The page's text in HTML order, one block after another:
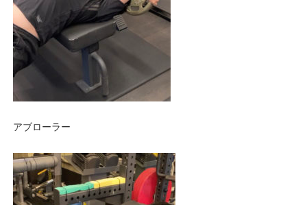
アブローラー